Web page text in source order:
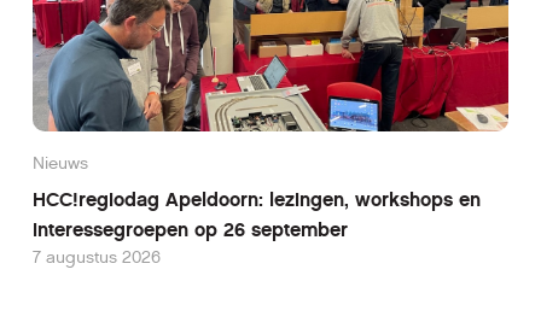
Nieuws
HCC!regiodag Apeldoorn: lezingen, workshops en
interessegroepen op 26 september
7 augustus 2026